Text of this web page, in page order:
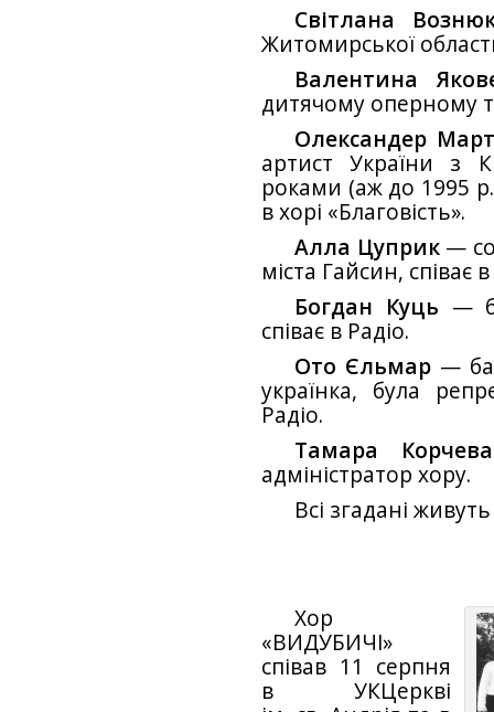
Світлана
Житомирської
Валентина
дитячому оперному
Олександер
артист України з
роками (аж до 1995
в хорі «Благовість».
Алла Цуприк—
міста Гайсин, співає
Богдан Куць —
співає в Радіо.
Ото Єльмар —
українка, була
Радіо.
Тамара Корчева
адміністратор хору.
Всі згадані
Хор
«ВИДУБИЧІ»
співав 11 серпня
в УКЦеркві